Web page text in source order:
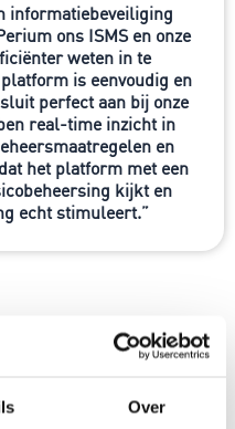
Over
informatiebeveiliging
ons ISMS en onze
weten in te
is eenvoudig en
perfect aan bij onze
real-time inzicht in
en
het platform met een
kijkt en
echt stimuleert.”
aan?